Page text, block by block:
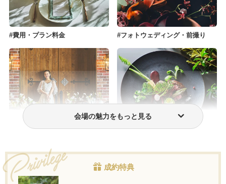
費用・プラン料金 フォトウェディング・前撮り
会場の魅力をもっと見る
成約特典